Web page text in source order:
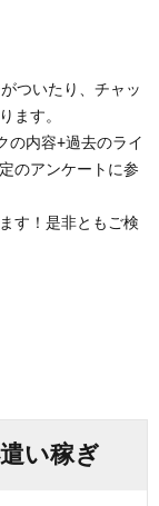
ついたり、チャッ
ます。
の内容+過去のライ
のアンケートに参
す！是非ともご検
い稼ぎ